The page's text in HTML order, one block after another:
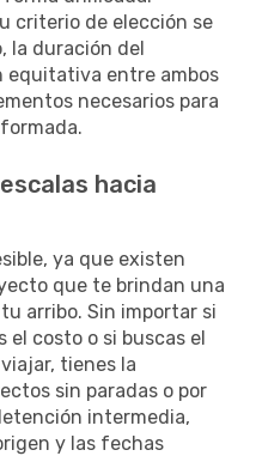
criterio de elección se
la duración del
equitativa entre ambos
necesarios para
hacia
ya que existen
que te brindan una
arribo. Sin importar si
el costo o si buscas el
tienes la
sin paradas o por
intermedia,
y las fechas